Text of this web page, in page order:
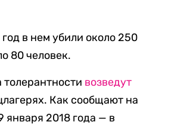
в нем убили около 250
80 человек.
возведут
Как сообщают на
января 2018 года — в